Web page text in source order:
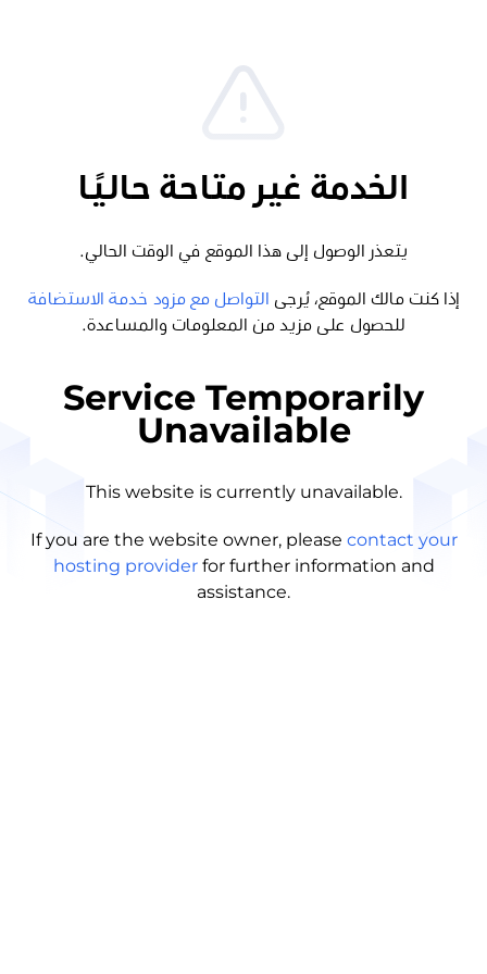
الخدمة غير متاحة حاليًا
يتعذر الوصول إلى هذا الموقع في الوقت الحالي.
إذا كنت مالك الموقع، يُرجى
التواصل مع مزود خدمة الاستضافة
للحصول على مزيد من المعلومات والمساعدة.
Service Temporarily
Unavailable
This website is currently unavailable.
If you are the website owner, please contact your
hosting provider for further information and
assistance.